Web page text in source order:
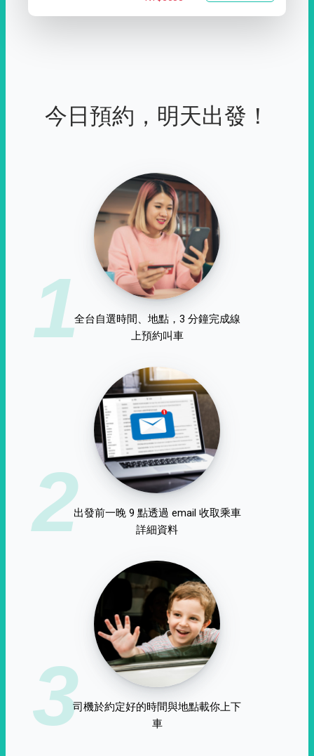
今日預約，明天出發！
1全台自選時間、地點，3 分鐘完成線
上預約叫車
2出發前一晚 9 點透過 email 收取乘車
詳細資料
3司機於約定好的時間與地點載你上下
車